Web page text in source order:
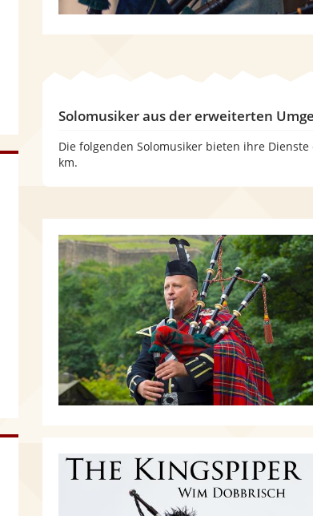
Solomusiker aus der erweiterten
Die folgenden Solomusiker bieten ihre
km.